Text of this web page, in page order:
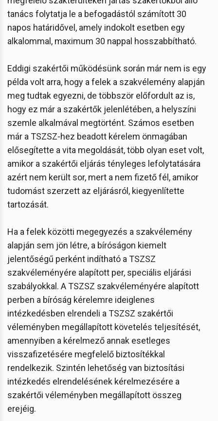
tanács folytatja le a befogadástól számított 30
napos határidővel, amely indokolt esetben egy
alkalommal, maximum 30 nappal hosszabbítható.
Eddigi szakértői működésünk során már nem is egy
példa volt arra, hogy a felek a szakvélemény alapján
meg tudtak egyezni, de többször előfordult az is,
hogy ez már a szakértők jelenlétében, a helyszíni
szemle alkalmával megtörtént. Számos esetben
már a TSZSZ-hez beadott kérelem önmagában
elősegítette a vita megoldását, több olyan eset volt,
amikor a szakértői eljárás tényleges lefolytatására
azért nem került sor, mert a nem fizető fél, amikor
tudomást szerzett az eljárásról, kiegyenlítette
tartozását.
Ha a felek közötti megegyezés a szakvélemény
alapján sem jön létre, a bíróságon kiemelt
jelentőségű perként indítható a TSZSZ
szakvéleményére alapított per, speciális eljárási
szabályokkal. A TSZSZ szakvéleményére alapított
perben a bíróság kérelemre ideiglenes
intézkedésben elrendeli a TSZSZ szakértői
véleményben megállapított követelés teljesítését,
amennyiben a kérelmező annak esetleges
visszafizetésére megfelelő biztosítékkal
rendelkezik. Szintén lehetőség van biztosítási
intézkedés elrendelésének kérelmezésére a
szakértői véleményben megállapított összeg
erejéig.